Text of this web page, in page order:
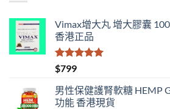
Vimax增大丸 增大膠囊
香港正品
評分
滿分 5
$799
男性保健護腎軟糖 HEMP
功能 香港現貨